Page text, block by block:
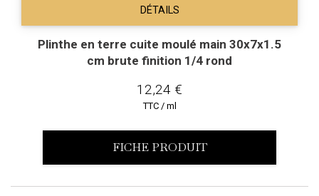
DÉTAILS
Plinthe en terre cuite moulé main 30x7x1.5
cm brute finition 1/4 rond
12,24 €
TTC / ml
FICHE PRODUIT